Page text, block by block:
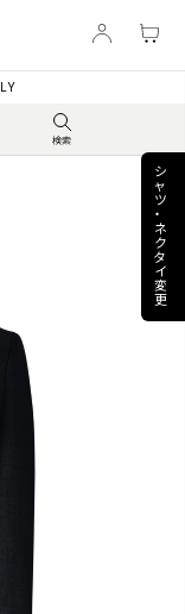
PRICE
シ
ャ
ツ
・
ネ
ク
タ
イ
変
更